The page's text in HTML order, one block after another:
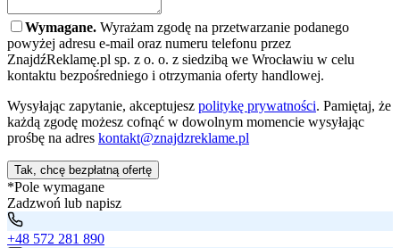
Wymagane. Wyrażam zgodę na przetwarzanie podanego
powyżej adresu e-mail oraz numeru telefonu przez
ZnajdźReklamę.pl sp. z o. o. z siedzibą we Wrocławiu w celu
kontaktu bezpośredniego i otrzymania oferty handlowej.
Wysyłając zapytanie, akceptujesz politykę prywatności. Pamiętaj, że
każdą zgodę możesz cofnąć w dowolnym momencie wysyłając
prośbę na adres kontakt@znajdzreklame.pl
Tak, chcę bezpłatną ofertę
*Pole wymagane
Zadzwoń lub napisz
+48 572 281 890